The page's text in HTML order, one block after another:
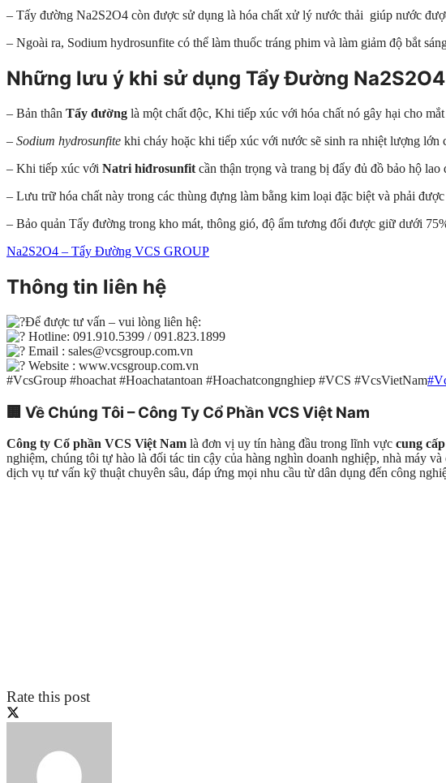
– Tấy đường Na2S2O4 còn được sử dụng là hóa chất xử lý nước thải giúp nước
– Ngoài ra, Sodium hydrosunfite có thể làm thuốc tráng phim và làm giảm độ bắt
Những lưu ý khi sử dụng Tẩy Đường Na2S2O4
– Bản thân Tẩy đường là một chất độc, Khi tiếp xúc với hóa chất nó gây hại cho
– Sodium hydrosunfite khi cháy hoặc khi tiếp xúc với nước sẽ sinh ra nhiệt lượng
– Khi tiếp xúc với Natri hiđrosunfit cần thận trọng và trang bị đẩy đủ đồ bảo hộ
– Lưu trữ hóa chất này trong các thùng đựng làm bằng kim loại đặc biệt và phải
– Bảo quản Tẩy đường trong kho mát, thông gió, độ ẩm tương đối được giữ dưới
Na2S2O4 – Tẩy Đường VCS GROUP
Thông tin liên hệ
Để được tư vấn – vui lòng liên hệ:
Hotline: 091.910.5399 / 091.823.1899
Email : sales@vcsgroup.com.vn
Website : www.vcsgroup.com.vn
#VcsGroup #hoachat #Hoachatantoan #Hoachatcongnghiep #VCS #VcsVietNam
🏢 Về Chúng Tôi – Công Ty Cổ Phần VCS Việt Nam
Công ty Cổ phần VCS Việt Nam là đơn vị uy tín hàng đầu trong lĩnh vực cung
nghiệm, chúng tôi tự hào là đối tác tin cậy của hàng nghìn doanh nghiệp, nhà máy
dịch vụ tư vấn kỹ thuật chuyên sâu, đáp ứng mọi nhu cầu từ dân dụng đến công
Rate this post